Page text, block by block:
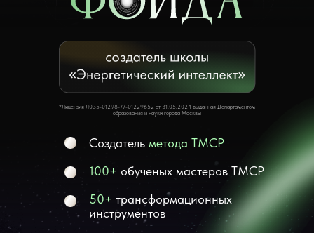
*Лицензия Л035-01298-77-01229652 от 31.05.2024 выданная Департаментом
образования и науки города Москвы
Создатель метода ТМСР
100+ обученых мастеров ТМСР
50+ трансформационных
инструментов